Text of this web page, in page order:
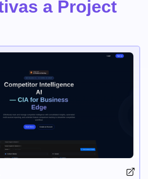
a Project